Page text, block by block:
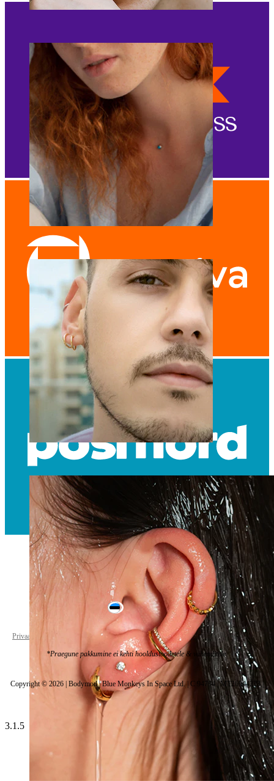
Dermal
Võltsneedid
Estonia
Privaatsuspoliitika Küpsiste seaded
*Praegune pakkumine ei kehti hooldustoodetele & vahenditele.
Copyright © 2026 | Bodymod | Blue Monkeys In Space Ltd. | C 94794 | MT26944223 |
3.1.5